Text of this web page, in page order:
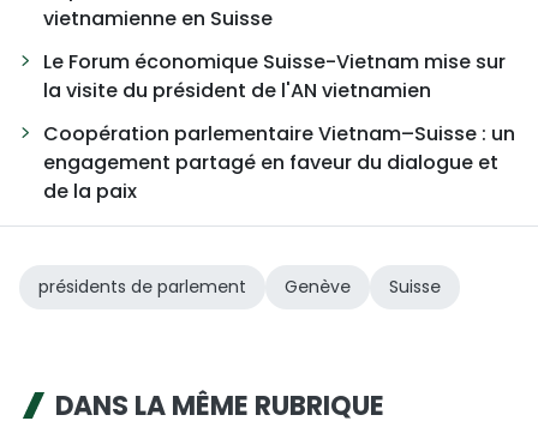
vietnamienne en Suisse
Le Forum économique Suisse-Vietnam mise sur
la visite du président de l'AN vietnamien
Coopération parlementaire Vietnam–Suisse : un
engagement partagé en faveur du dialogue et
de la paix
présidents de parlement Genève Suisse
DANS LA MÊME RUBRIQUE